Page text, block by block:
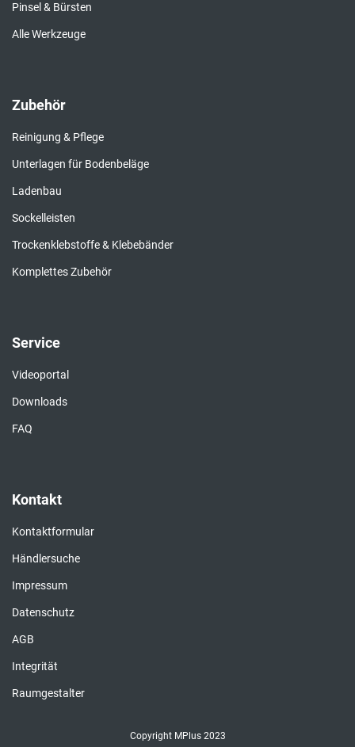
Pinsel & Bürsten
Alle Werkzeuge
Zubehör
Reinigung & Pflege
Unterlagen für Bodenbeläge
Ladenbau
Sockelleisten
Trockenklebstoffe & Klebebänder
Komplettes Zubehör
Service
Videoportal
Downloads
FAQ
Kontakt
Kontaktformular
Händlersuche
Impressum
Datenschutz
AGB
Integrität
Raumgestalter
Copyright MPlus 2023